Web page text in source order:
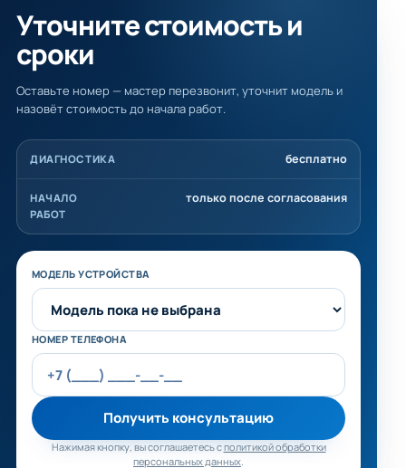
Уточните стоимость и
сроки
Оставьте номер — мастер перезвонит, уточнит модель и
назовёт стоимость до начала работ.
ДИАГНОСТИКА бесплатно
НАЧАЛО
РАБОТ
только после согласования
Не заполняйте это поле
МОДЕЛЬ УСТРОЙСТВА
НОМЕР ТЕЛЕФОНА
Получить консультацию
Нажимая кнопку, вы соглашаетесь сполитикой обработки
персональных данных.